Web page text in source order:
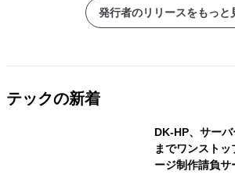
部脅威」や「未
発行者のリリースをもっと
テックの新着
DK-HP、サー
までワンスト
ージ制作請負サ